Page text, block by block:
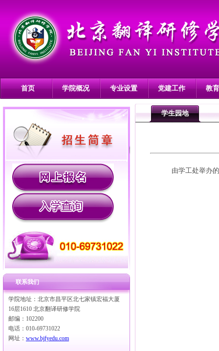
首页 学院概况 专业设置 党建工作 教
联系我们
学院地址：北京市昌平区北七家镇宏福大厦
16层1610 北京翻译研修学院
邮编：102200
电话：010-69731022
网址： www.bjfyedu.com
学生园地
由学工处举办的